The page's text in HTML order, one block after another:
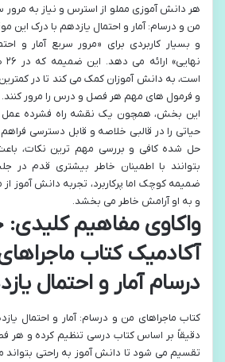
هر دانش آموزی مملو از استرس و نیاز به مرور
من و درسام: آمار و احتمال یازدهم با درک این
و بسیار کاربردی برای «مرور سریع آمار و
است، به دانش آموزان کمک می کند تا در
و فرمول های مهم هر فصل و درس را مرور کنند.
این بخش، همچون یک نقشه راه فشرده عمل
حیاتی را در قالبی خلاصه و قابل دسترسی
حل شده کافی و بررسی مهم ترین نکات،
بتوانند با اطمینان خاطر بیشتری قدم در
ضمیمه کوچک اما پرکاربرد، تجربه دانش آموز از
و به او آرامش خاطر می بخشد.
واکاوی مفاهیم
آکادمیک کتاب
درسام آمار و احتمال
کتاب ماجراهای من و درسام: آمار و احتمال
دقیقاً بر اساس کتاب درسی تنظیم کرده و
تقسیم می شود تا دانش آموز به راحتی بتواند